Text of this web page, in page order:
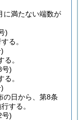
に満たない端数が
)
る。
。
号)
。
の日から、第8条
する。
号)